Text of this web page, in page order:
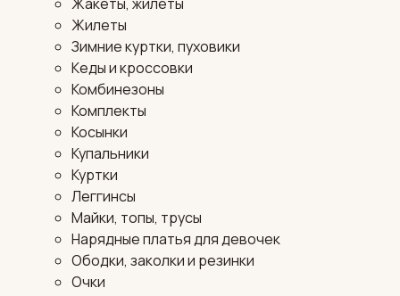
Жакеты, жилеты
Жилеты
Зимние куртки, пуховики
Кеды и кроссовки
Комбинезоны
Комплекты
Косынки
Купальники
Куртки
Леггинсы
Майки, топы, трусы
Нарядные платья для девочек
Ободки, заколки и резинки
Очки